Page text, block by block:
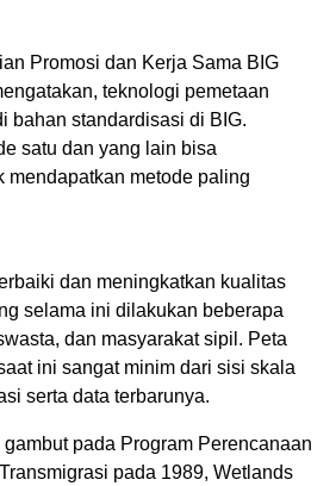
Promosi dan Kerja Sama BIG
teknologi pemetaan
bahan standardisasi di BIG.
satu dan yang lain bisa
mendapatkan metode paling
dan meningkatkan kualitas
selama ini dilakukan beberapa
dan masyarakat sipil. Peta
ini sangat minim dari sisi skala
serta data terbarunya.
pada Program Perencanaan
pada 1989, Wetlands